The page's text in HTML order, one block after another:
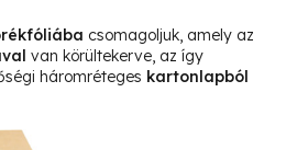
csomagoljuk, amely az
van körültekerve, az így
háromréteges kartonlapból